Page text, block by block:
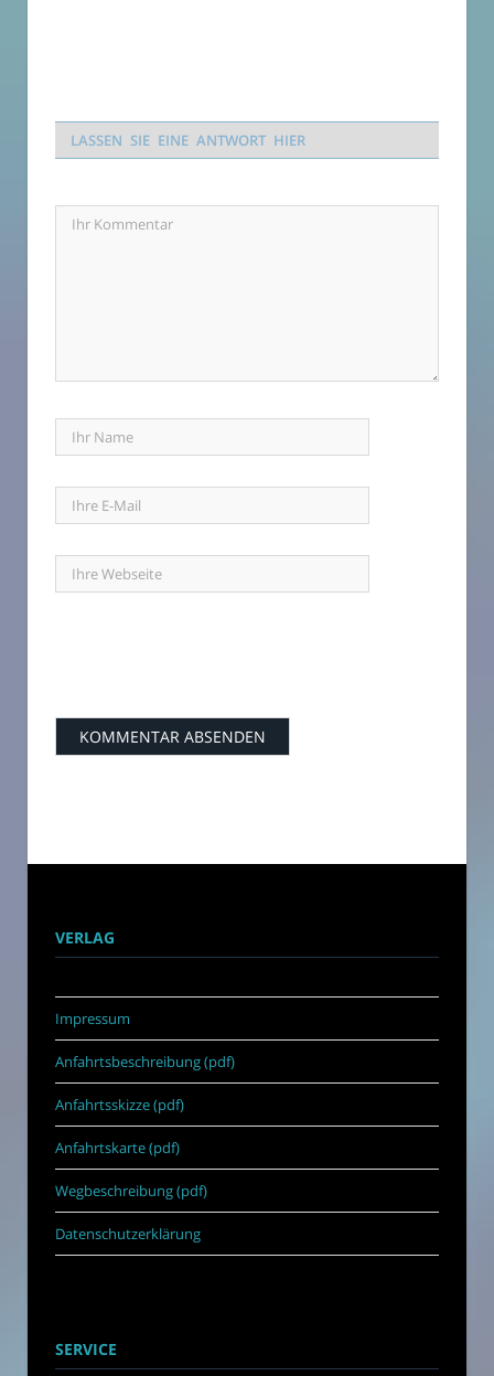
LASSEN SIE EINE ANTWORT HIER
VERLAG
Impressum
Anfahrtsbeschreibung (pdf)
Anfahrtsskizze (pdf)
Anfahrtskarte (pdf)
Wegbeschreibung (pdf)
Datenschutzerklärung
SERVICE